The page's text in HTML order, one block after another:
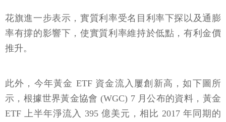
花旗進一步表示，實質利率受名目利率下探以及通膨
率有撐的影響下，使實質利率維持於低點，有利金價
推升。
此外，今年黃金 ETF 資金流入屢創新高，如下圖所
示，根據世界黃金協會 (WGC) 7 月公布的資料，黃金
ETF 上半年淨流入 395 億美元，相比 2017 年同期的